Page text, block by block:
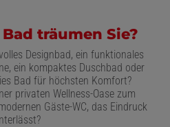
träumen Sie?
Designbad, ein funktionales
ein kompaktes Duschbad oder
Bad für höchsten Komfort?
privaten Wellness-Oase zum
Gäste-WC, das Eindruck